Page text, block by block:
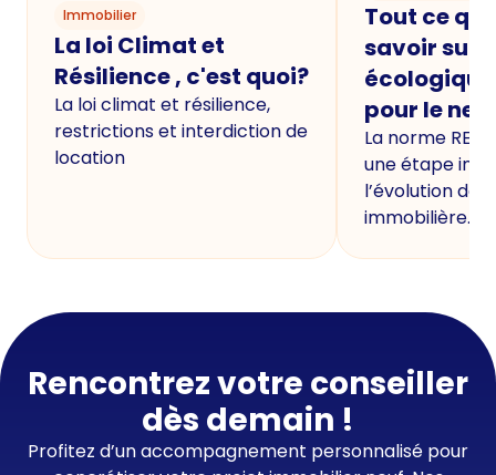
Immobilier
La loi Climat et
Résilience , c'est quoi?
La loi climat et résilience,
restrictions et interdiction de
location
Tout ce
savoir sur
écologique
pour le
La norme
une étape
l’évolution de
immobilière.
Rencontrez votre conseiller
dès demain !
Profitez d’un accompagnement personnalisé pour